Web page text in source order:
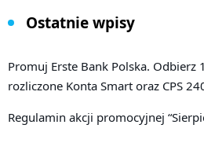
Ostatnie wpisy
Promuj Erste Bank Polska. Odbierz
rozliczone Konta Smart oraz CPS
Regulamin akcji promocyjnej